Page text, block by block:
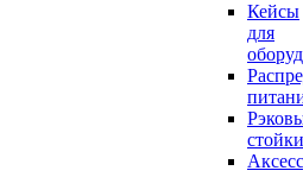
Кейсы
для
стойки